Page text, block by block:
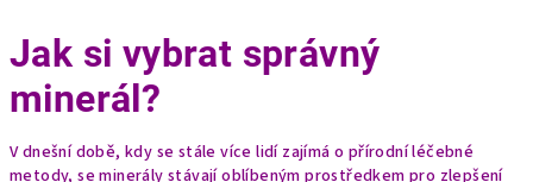
Jak si vybrat správný
minerál?
V dnešní době, kdy se stále více lidí zajímá o přírodní léčebné
metody, se minerály stávají oblíbeným prostředkem pro zlepšení